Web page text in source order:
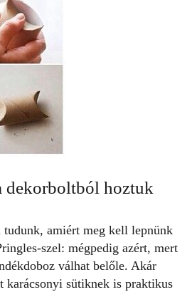
dekorboltból hoztuk
amiért meg kell lepnünk
szel: mégpedig azért, mert
válhat belőle. Akár
karácsonyi sütiknek is praktikus